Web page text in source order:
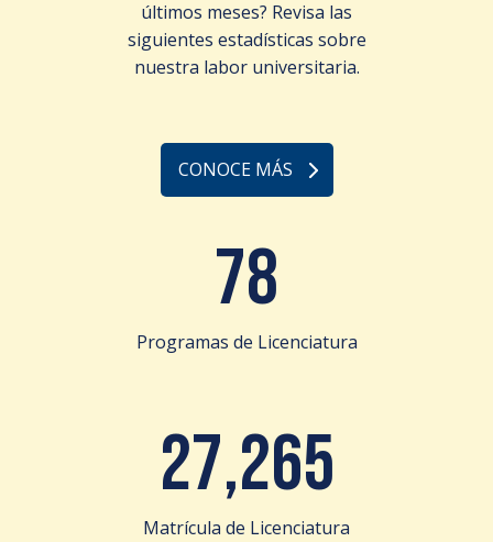
últimos meses? Revisa las
siguientes estadísticas sobre
nuestra labor universitaria.
CONOCE MÁS
78
Programas de Licenciatura
27,265
Matrícula de Licenciatura